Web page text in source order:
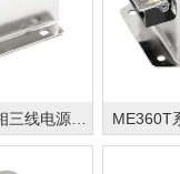
线电源滤
ME360T